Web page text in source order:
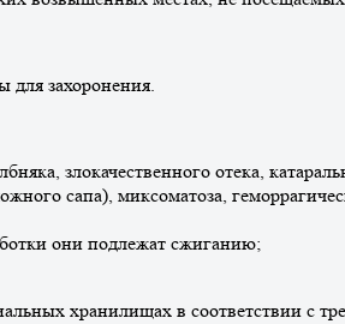
захоронения.
злокачественного отека,
сапа), миксоматоза,
они подлежат сжиганию;
хранилищах в соответствии с